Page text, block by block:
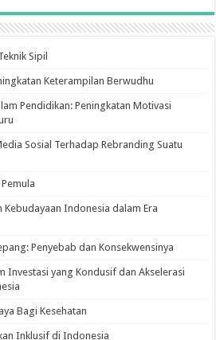
Sipil
Keterampilan Berwudhu
Pendidikan: Peningkatan Motivasi
Sosial Terhadap Rebranding Suatu
Kebudayaan Indonesia dalam Era
Penyebab dan Konsekwensinya
Investasi yang Kondusif dan Akselerasi
Bagi Kesehatan
Inklusif di Indonesia